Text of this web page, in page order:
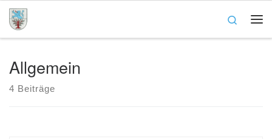
Zum Inhalt springen
Search
Allgemein
4 Beiträge